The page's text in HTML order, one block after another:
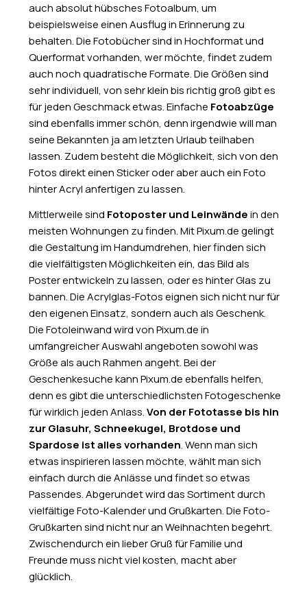
auch absolut hübsches Fotoalbum, um
beispielsweise einen Ausflug in Erinnerung zu
behalten. Die Fotobücher sind in Hochformat und
Querformat vorhanden, wer möchte, findet zudem
auch noch quadratische Formate. Die Größen sind
sehr individuell, von sehr klein bis richtig groß gibt es
für jeden Geschmack etwas. Einfache Fotoabzüge
sind ebenfalls immer schön, denn irgendwie will man
seine Bekannten ja am letzten Urlaub teilhaben
lassen. Zudem besteht die Möglichkeit, sich von den
Fotos direkt einen Sticker oder aber auch ein Foto
hinter Acryl anfertigen zu lassen.
Mittlerweile sind Fotoposter und Leinwändein den
meisten Wohnungen zu finden. Mit Pixum.de gelingt
die Gestaltung im Handumdrehen, hier finden sich
die vielfältigsten Möglichkeiten ein, das Bild als
Poster entwickeln zu lassen, oder es hinter Glas zu
bannen. Die Acrylglas-Fotos eignen sich nicht nur für
den eigenen Einsatz, sondern auch als Geschenk.
Die Fotoleinwand wird von Pixum.de in
umfangreicher Auswahl angeboten sowohl was
Größe als auch Rahmen angeht. Bei der
Geschenkesuche kann Pixum.de ebenfalls helfen,
denn es gibt die unterschiedlichsten Fotogeschenke
für wirklich jeden Anlass.Von der Fototasse bis hin
zur Glasuhr, Schneekugel, Brotdose und
Spardose ist alles vorhanden. Wenn man sich
etwas inspirieren lassen möchte, wählt man sich
einfach durch die Anlässe und findet so etwas
Passendes. Abgerundet wird das Sortiment durch
vielfältige Foto-Kalender und Grußkarten. Die Foto-
Grußkarten sind nicht nur an Weihnachten begehrt.
Zwischendurch ein lieber Gruß für Familie und
Freunde muss nicht viel kosten, macht aber
glücklich.